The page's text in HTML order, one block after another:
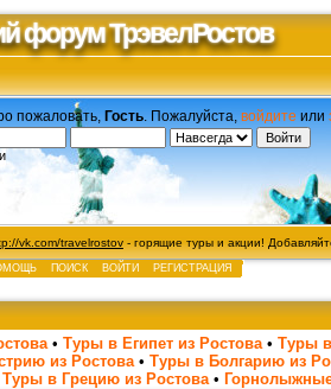
форум ТрэвелРостов
пожаловать, Гость . Пожалуйста, войдите или
vk.com/travelrostov - горящие туры и акции!
ПОИСК ВОЙТИ РЕГИСТРАЦИЯ
• Туры в Египет из Ростова • Туры
из Ростова • Туры в Болгарию из
Туры в Грецию из Ростова •